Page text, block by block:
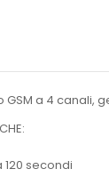
a 4 canali,
secondi